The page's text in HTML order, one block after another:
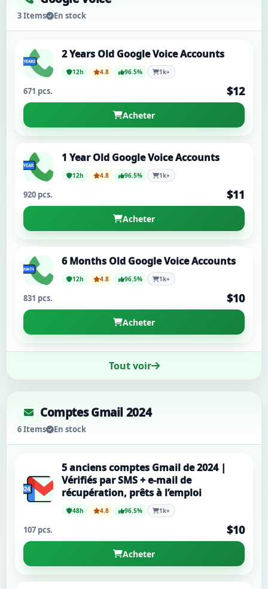
3 Items En stock
2 Years Old Google Voice Accounts
12h 4.8 96.5% 1k+
671 pcs. $12
Acheter
1 Year Old Google Voice Accounts
12h 4.8 96.5% 1k+
920 pcs. $11
Acheter
6 Months Old Google Voice Accounts
12h 4.8 96.5% 1k+
831 pcs. $10
Acheter
Tout voir
Comptes Gmail 2024
6 Items En stock
5 anciens comptes Gmail de 2024 |
Vérifiés par SMS + e-mail de
récupération, prêts à l’emploi
48h 4.8 96.5% 1k+
107 pcs. $10
Acheter